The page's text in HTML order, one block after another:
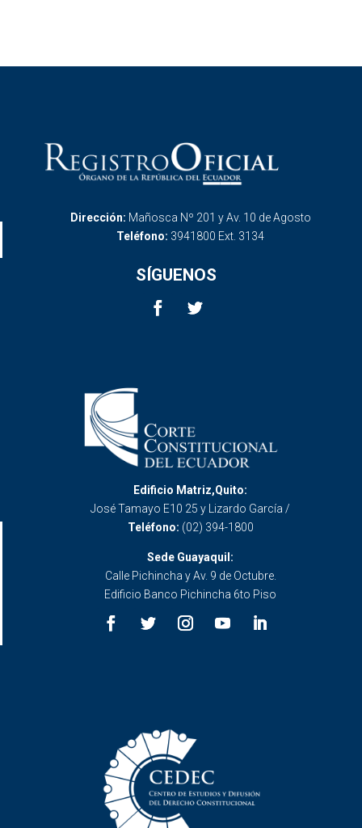
Dirección: Mañosca Nº 201 y Av. 10 de Agosto
Teléfono: 3941800 Ext. 3134
SÍGUENOS
Edificio Matriz,Quito:
José Tamayo E10 25 y Lizardo García /
Teléfono: (02) 394-1800
Sede Guayaquil:
Calle Pichincha y Av. 9 de Octubre.
Edificio Banco Pichincha 6to Piso